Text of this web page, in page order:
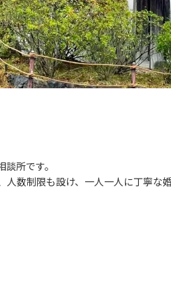
所です。
数制限も設け、一人一人に丁寧な